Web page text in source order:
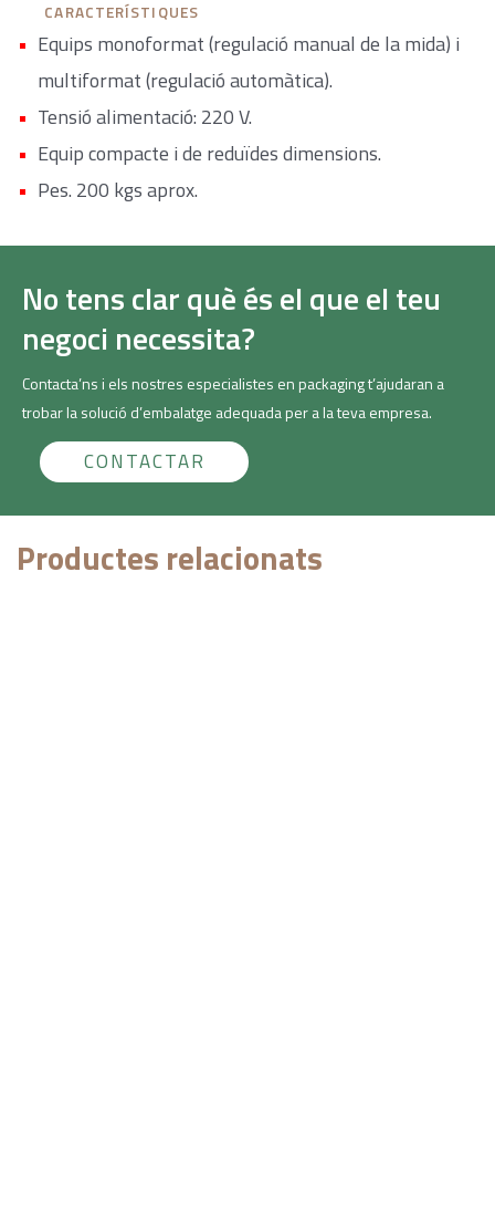
CARACTERÍSTIQUES
Equips monoformat (regulació manual de la mida) i
multiformat (regulació automàtica).
Tensió alimentació: 220 V.
Equip compacte i de reduïdes dimensions.
Pes. 200 kgs aprox.
No tens clar què és el que el teu
negoci necessita?
Contacta’ns i els nostres especialistes en packaging t’ajudaran a
trobar la solució d’embalatge adequada per a la teva empresa.
CONTACTAR
Productes relacionats